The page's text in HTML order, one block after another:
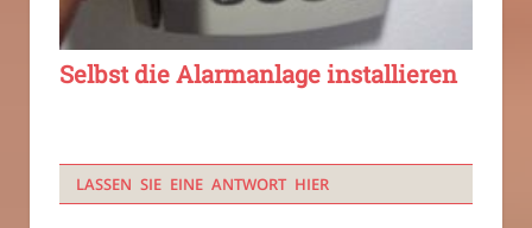
Selbst die Alarmanlage installieren
LASSEN SIE EINE ANTWORT HIER